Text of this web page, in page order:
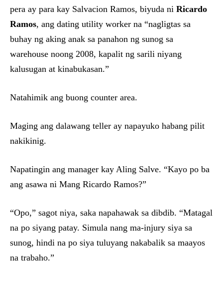
pera ay para kay Salvacion Ramos, biyuda ni Ricardo
Ramos, ang dating utility worker na “nagligtas sa
buhay ng aking anak sa panahon ng sunog sa
warehouse noong 2008, kapalit ng sarili niyang
kalusugan at kinabukasan.”
Natahimik ang buong counter area.
Maging ang dalawang teller ay napayuko habang pilit
nakikinig.
Napatingin ang manager kay Aling Salve. “Kayo po ba
ang asawa ni Mang Ricardo Ramos?”
“Opo,” sagot niya, saka napahawak sa dibdib. “Matagal
na po siyang patay. Simula nang ma-injury siya sa
sunog, hindi na po siya tuluyang nakabalik sa maayos
na trabaho.”